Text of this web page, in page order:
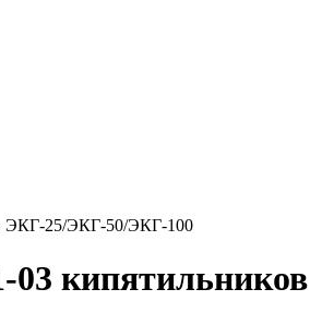
ЭКГ-25/ЭКГ-50/ЭКГ-100
03